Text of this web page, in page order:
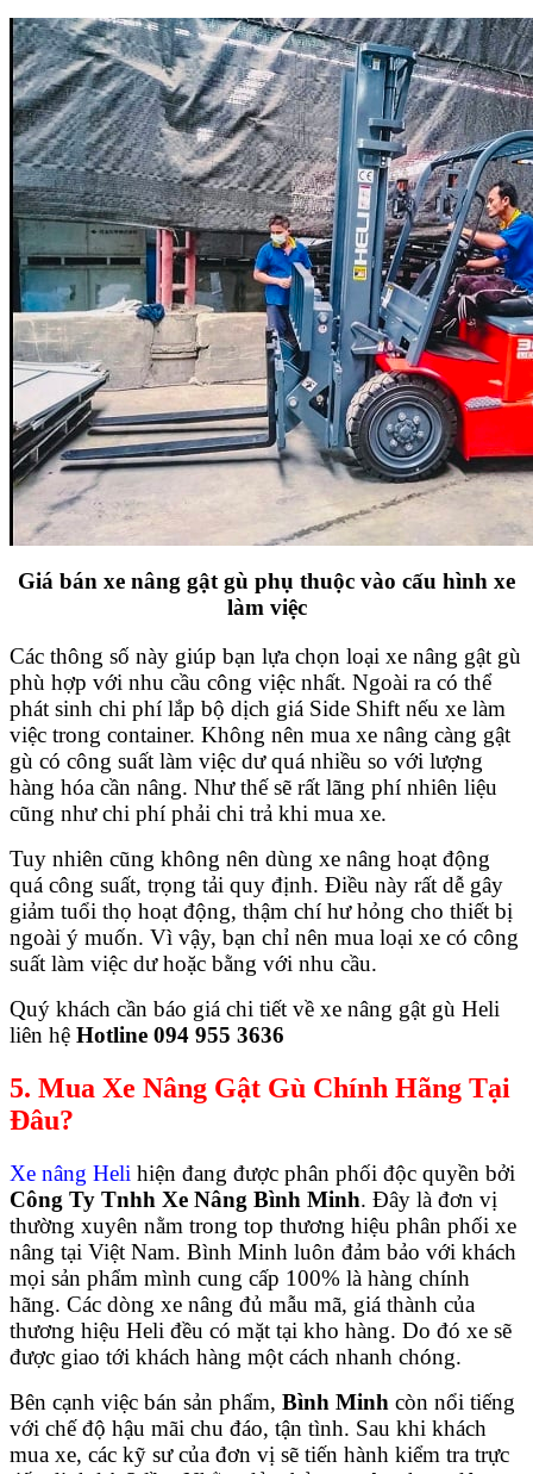
Giá bán xe nâng gật gù phụ thuộc vào cấu hình xe
làm việc
Các thông số này giúp bạn lựa chọn loại xe nâng gật gù
phù hợp với nhu cầu công việc nhất. Ngoài ra có thể
phát sinh chi phí lắp bộ dịch giá Side Shift nếu xe làm
việc trong container. Không nên mua xe nâng càng gật
gù có công suất làm việc dư quá nhiều so với lượng
hàng hóa cần nâng. Như thế sẽ rất lãng phí nhiên liệu
cũng như chi phí phải chi trả khi mua xe.
Tuy nhiên cũng không nên dùng xe nâng hoạt động
quá công suất, trọng tải quy định. Điều này rất dễ gây
giảm tuổi thọ hoạt động, thậm chí hư hỏng cho thiết bị
ngoài ý muốn. Vì vậy, bạn chỉ nên mua loại xe có công
suất làm việc dư hoặc bằng với nhu cầu.
Quý khách cần báo giá chi tiết về xe nâng gật gù Heli
liên hệ Hotline 094 955 3636
5. Mua Xe Nâng Gật Gù Chính Hãng Tại
Đâu?
Xe nâng Heli hiện đang được phân phối độc quyền bởi
Công Ty Tnhh Xe Nâng Bình Minh. Đây là đơn vị
thường xuyên nằm trong top thương hiệu phân phối xe
nâng tại Việt Nam. Bình Minh luôn đảm bảo với khách
mọi sản phẩm mình cung cấp 100% là hàng chính
hãng. Các dòng xe nâng đủ mẫu mã, giá thành của
thương hiệu Heli đều có mặt tại kho hàng. Do đó xe sẽ
được giao tới khách hàng một cách nhanh chóng.
Bên cạnh việc bán sản phẩm, Bình Minh còn nổi tiếng
với chế độ hậu mãi chu đáo, tận tình. Sau khi khách
mua xe, các kỹ sư của đơn vị sẽ tiến hành kiểm tra trực